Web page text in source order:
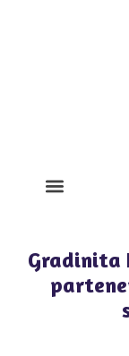
Gradinita